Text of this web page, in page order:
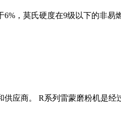
，莫氏硬度在9级以下的非
应商。 R系列雷蒙磨粉机是